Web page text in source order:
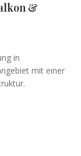
&
in
mit einer